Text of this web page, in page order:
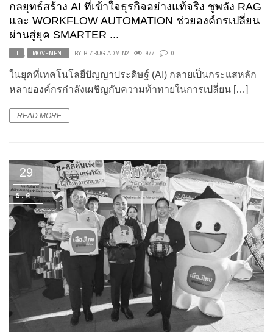
กลยุทธ์สร้าง AI ที่เข้าใจธุรกิจอย่างแท้จริง ชูพลัง RAG
และ WORKFLOW AUTOMATION ช่วยองค์กรเปลี่ยน
ผ่านสู่ยุค SMARTER ...
IT , MOVEMENT BY BIZBUG ADMIN2 977 0
ในยุคที่เทคโนโลยีปัญญาประดิษฐ์ (AI) กลายเป็นกระแสหลัก
หลายองค์กรกำลังเผชิญกับความท้าทายในการเปลี่ยน […]
READ MORE
29
ธ.ค.